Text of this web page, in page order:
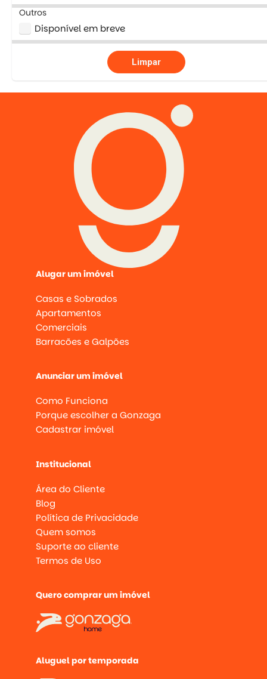
Outros
Disponível em breve
Limpar
Alugar um imóvel
Casas e Sobrados
Apartamentos
Comerciais
Barracões e Galpões
Anunciar um imóvel
Como Funciona
Porque escolher a Gonzaga
Cadastrar imóvel
Institucional
Área do Cliente
Blog
Política de Privacidade
Quem somos
Suporte ao cliente
Termos de Uso
Quero comprar um imóvel
Aluguel por temporada